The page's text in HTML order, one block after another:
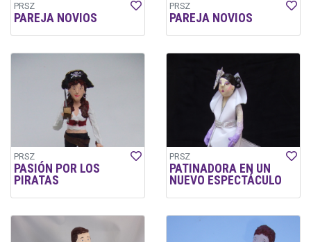
PRSZ
PAREJA NOVIOS
PRSZ
PAREJA NOVIOS
PRSZ
PASIÓN POR LOS
PIRATAS
PRSZ
PATINADORA EN UN
NUEVO ESPECTÁCULO